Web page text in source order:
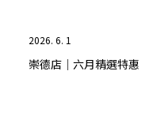
2026. 6. 1
崇德店｜六月精選特惠